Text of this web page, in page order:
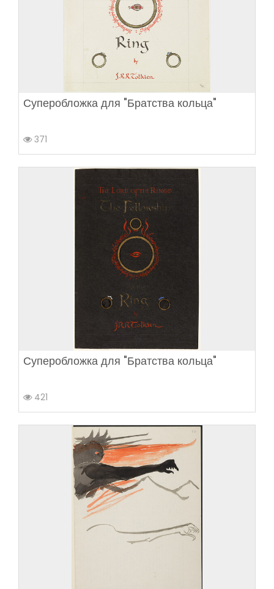
Суперобложка для "Братства кольца"
371
Суперобложка для "Братства кольца"
421